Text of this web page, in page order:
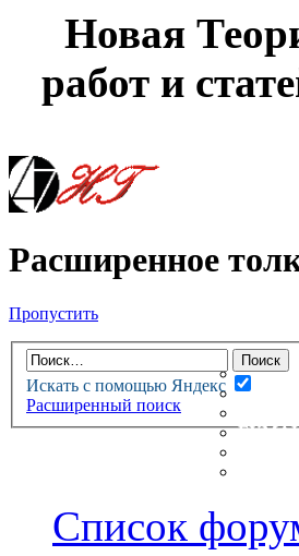
Новая
работ и
Расширенное
Пропустить
Искать с помощью Яндекс
Расширенный поиск
НОВАЯ ТЕОРИЯФОРУМ
Список